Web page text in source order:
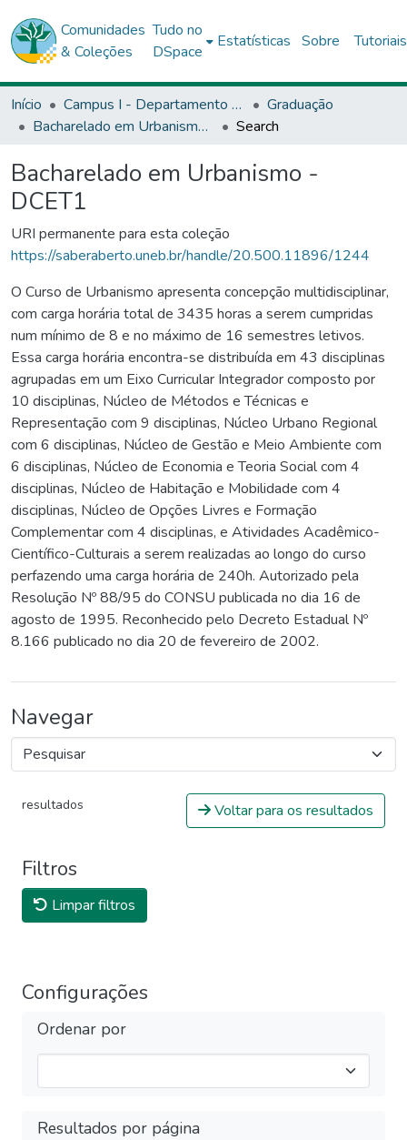
Comunidades
& Coleções
Tudo no
DSpace
Estatísticas Sobre Tutoriais
Início Campus I - Departamento de Ciências Exata e da Terra (DCET) - Salvador
Graduação
Bacharelado em Urbanismo - DCET1
Search
Bacharelado em Urbanismo -
DCET1
URI permanente para esta coleção
https://saberaberto.uneb.br/handle/20.500.11896/1244
O Curso de Urbanismo apresenta concepção multidisciplinar,
com carga horária total de 3435 horas a serem cumpridas
num mínimo de 8 e no máximo de 16 semestres letivos.
Essa carga horária encontra-se distribuída em 43 disciplinas
agrupadas em um Eixo Curricular Integrador composto por
10 disciplinas, Núcleo de Métodos e Técnicas e
Representação com 9 disciplinas, Núcleo Urbano Regional
com 6 disciplinas, Núcleo de Gestão e Meio Ambiente com
6 disciplinas, Núcleo de Economia e Teoria Social com 4
disciplinas, Núcleo de Habitação e Mobilidade com 4
disciplinas, Núcleo de Opções Livres e Formação
Complementar com 4 disciplinas, e Atividades Acadêmico-
Científico-Culturais a serem realizadas ao longo do curso
perfazendo uma carga horária de 240h. Autorizado pela
Resolução Nº 88/95 do CONSU publicada no dia 16 de
agosto de 1995. Reconhecido pelo Decreto Estadual Nº
8.166 publicado no dia 20 de fevereiro de 2002.
Navegar
resultados Voltar para os resultados
Filtros
Limpar filtros
Configurações
Ordenar por
Resultados por página